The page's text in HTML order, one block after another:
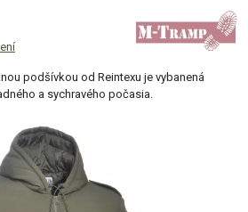
podšívkou od Reintexu je vybanená
a sychravého počasia.